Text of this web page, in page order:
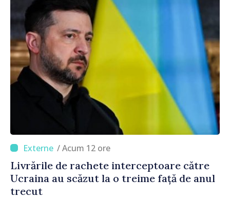
/ Acum 12 ore
Livrările de rachete interceptoare către
Ucraina au scăzut la o treime față de anul
trecut